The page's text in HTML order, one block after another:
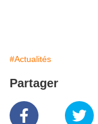
#Actualités
Partager